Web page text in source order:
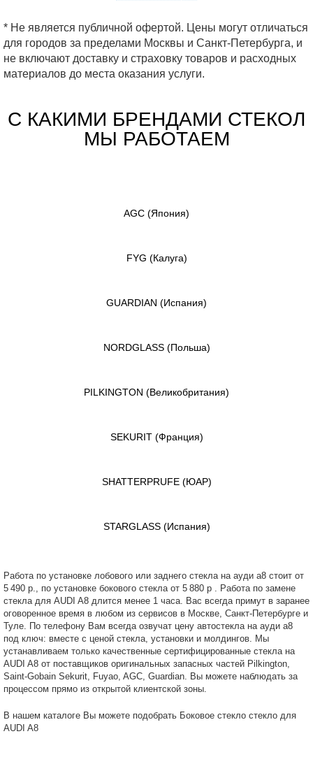
* Не является публичной офертой. Цены могут отличаться
для городов за пределами Москвы и Санкт-Петербурга, и
не включают доставку и страховку товаров и расходных
материалов до места оказания услуги.
С КАКИМИ БРЕНДАМИ СТЕКОЛ
МЫ РАБОТАЕМ
AGC (Япония)
FYG (Калуга)
GUARDIAN (Испания)
NORDGLASS (Польша)
PILKINGTON (Великобритания)
SEKURIT (Франция)
SHATTERPRUFE (ЮАР)
STARGLASS (Испания)
Работа по установке лобового или заднего стекла на ауди а8 стоит от
5 490 р., по установке бокового стекла от 5 880 р . Работа по замене
стекла для AUDI A8 длится менее 1 часа. Вас всегда примут в заранее
оговоренное время в любом из сервисов в Москве, Санкт-Петербурге и
Туле. По телефону Вам всегда озвучат цену автостекла на ауди а8
под ключ: вместе с ценой стекла, установки и молдингов. Мы
устанавливаем только качественные сертифицированные стекла на
AUDI A8 от поставщиков оригинальных запасных частей Pilkington,
Saint-Gobain Sekurit, Fuyao, AGC, Guardian. Вы можете наблюдать за
процессом прямо из открытой клиентской зоны.
В нашем каталоге Вы можете подобрать Боковое стекло стекло для
AUDI A8